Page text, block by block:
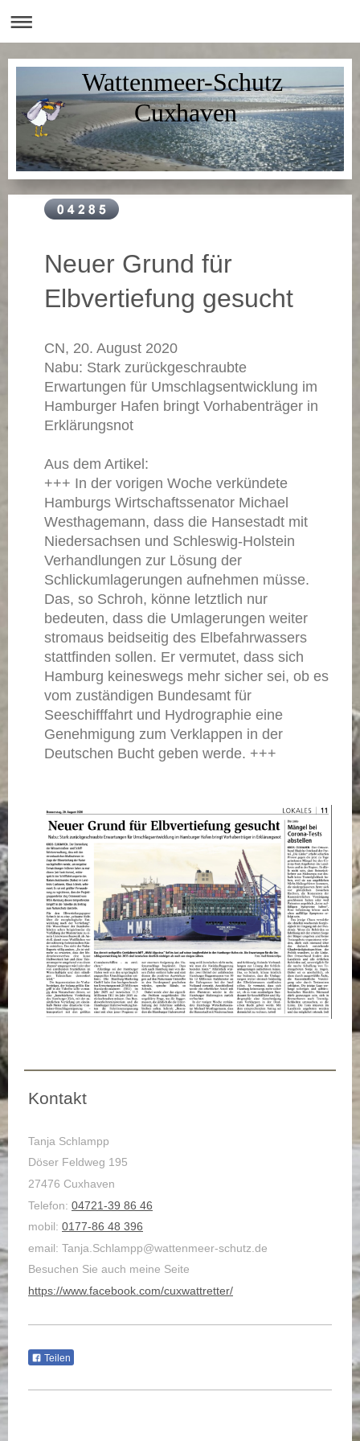
Wattenmeer-Schutz
Cuxhaven
Neuer Grund für
Elbvertiefung gesucht
CN, 20. August 2020
Nabu: Stark zurückgeschraubte
Erwartungen für Umschlagsentwicklung im
Hamburger Hafen bringt Vorhabenträger in
Erklärungsnot
Aus dem Artikel:
+++ In der vorigen Woche verkündete
Hamburgs Wirtschaftssenator Michael
Westhagemann, dass die Hansestadt mit
Niedersachsen und Schleswig-Holstein
Verhandlungen zur Lösung der
Schlickumlagerungen aufnehmen müsse.
Das, so Schroh, könne letztlich nur
bedeuten, dass die Umlagerungen weiter
stromaus beidseitig des Elbefahrwassers
stattfinden sollen. Er vermutet, dass sich
Hamburg keineswegs mehr sicher sei, ob es
vom zuständigen Bundesamt für
Seeschifffahrt und Hydrographie eine
Genehmigung zum Verklappen in der
Deutschen Bucht geben werde. +++
Kontakt
Tanja Schlampp
Döser Feldweg 195
27476 Cuxhaven
Telefon: 04721-39 86 46
mobil: 0177-86 48 396
email: Tanja.Schlampp@wattenmeer-schutz.de
Besuchen Sie auch meine Seite
https://www.facebook.com/cuxwattretter/
Teilen